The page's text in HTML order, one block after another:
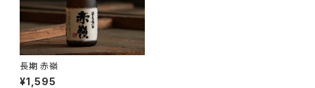
長期 赤嶺
¥1,595